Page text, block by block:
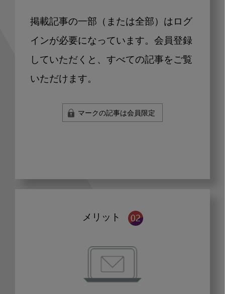
掲載記事の一部（または全部）はログ
インが必要になっています。会員登録
していただくと、すべての記事をご覧
いただけます。
マークの記事は会員限定
メリット